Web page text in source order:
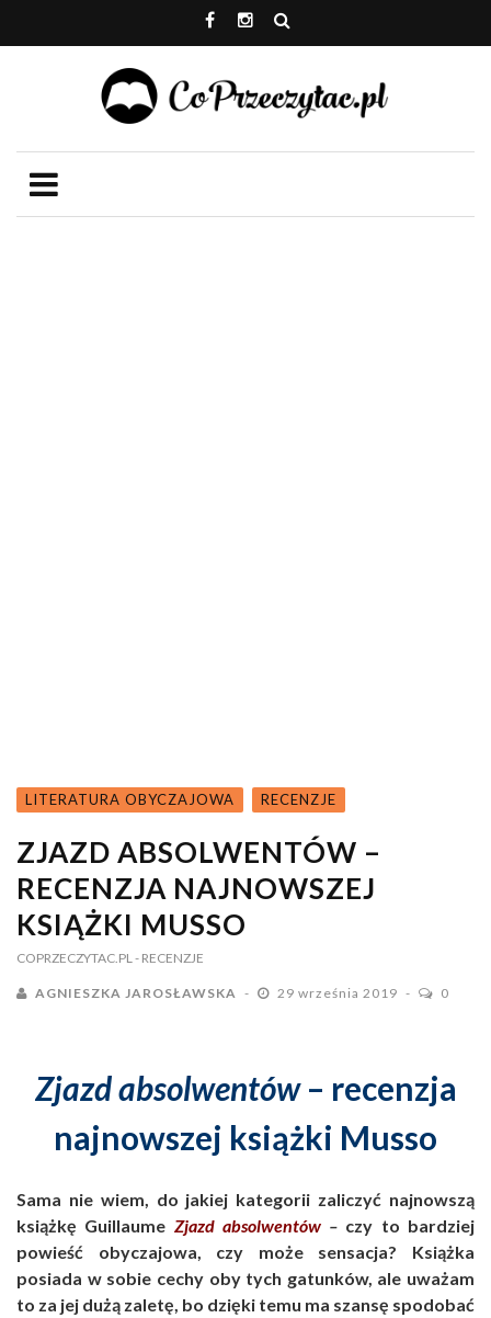
LITERATURA OBYCZAJOWA RECENZJE
ZJAZD ABSOLWENTÓW –
RECENZJA NAJNOWSZEJ
KSIĄŻKI MUSSO
COPRZECZYTAC.PL - RECENZJE
AGNIESZKA JAROSŁAWSKA 29 września 2019 0
Zjazd absolwentów– recenzja
najnowszej książki Musso
Sama nie wiem, do jakiej kategorii zaliczyć najnowszą
książkę Guillaume Zjazd absolwentów– czy to bardziej
powieść obyczajowa, czy może sensacja? Książka
posiada w sobie cechy oby tych gatunków, ale uważam
to za jej dużą zaletę, bo dzięki temu ma szansę spodobać